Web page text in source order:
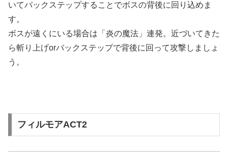
いてバックステップすることでボスの背後に回り込めま
す。
ボスが遠くにいる場合は「炎の魔法」連発。近づいてきた
ら斬り上げorバックステップで背後に回って攻撃しましょ
う。
フィルモアACT2